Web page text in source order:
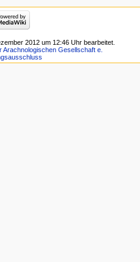
2012 um 12:46 Uhr bearbeitet.
Arachnologischen Gesellschaft e.